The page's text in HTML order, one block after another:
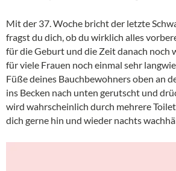
Mit der 37. Woche bricht der letzte
fragst du dich, ob du wirklich alles
für die Geburt und die Zeit danach noch
für viele Frauen noch einmal sehr
Füße deines Bauchbewohners oben an
ins Becken nach unten gerutscht und
wird wahrscheinlich durch mehrere
dich gerne hin und wieder nachts